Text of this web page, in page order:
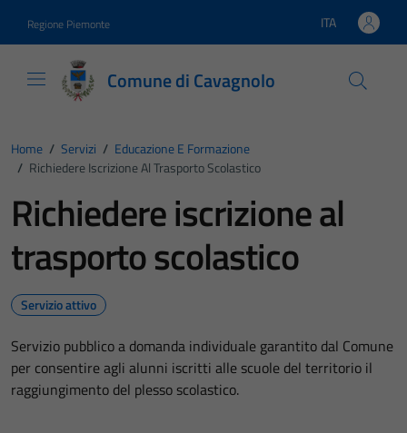
Regione Piemonte Lingua attiva:
ITA
Comune di Cavagnolo
Home / Servizi / Educazione E Formazione
/ Richiedere Iscrizione Al Trasporto Scolastico
Richiedere iscrizione al
trasporto scolastico
Servizio attivo
Servizio pubblico a domanda individuale garantito dal Comune
per consentire agli alunni iscritti alle scuole del territorio il
raggiungimento del plesso scolastico.